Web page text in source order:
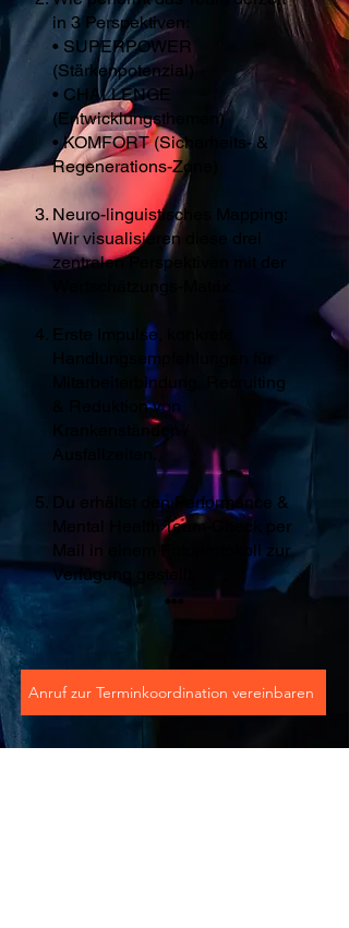
in 3 Perspektiven:
• SUPERPOWER
(Stärkenpotenzial)​
• CHALLENGE
(Entwicklungsthemen)
• KOMFORT (Sicherheits- &
Regenerations-Zone)
Neuro-linguistisches Mapping:
Wir visualisieren diese drei
zentralen Perspektiven mit der
Wertschätzungs-Matrix.
Erste Impulse, konkrete
Handlungsempfehlungen für
Mitarbeiterbindung, Recruiting
& Reduktion von
Krankenständen /
Ausfallzeiten.
Du erhältst den Performance &
Mental Health Team-Check per
Mail in einem Fotoprotokoll zur
Verfügung gestellt.
•••
Anruf zur Terminkoordination vereinbaren